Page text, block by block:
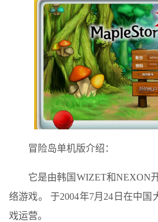
冒险岛单机版介绍：
它是由韩国WIZET和NEXON
络游戏。 于2004年7月24日在中
戏运营。